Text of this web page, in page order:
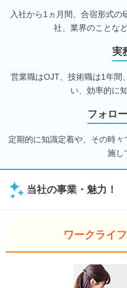
入社から1ヵ月間、合宿形式の
社、業界のことな
実
営業職はOJT、技術職は1年間
い、効率的に
フォロ
定期的に知識定着や、その時
施し
当社の事業・魅力！
ワークライ